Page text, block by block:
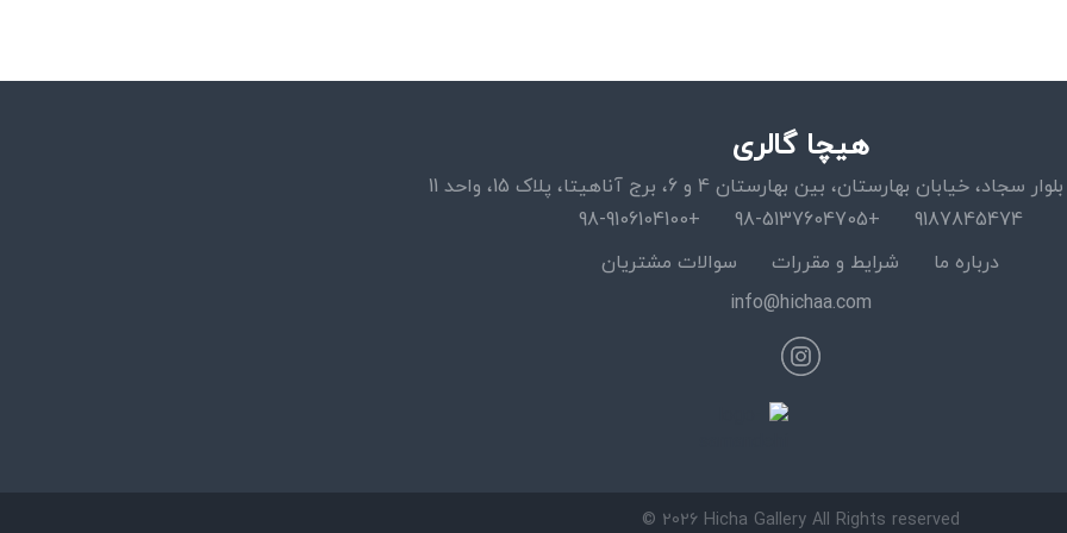
هیچا گالری
خیابان بهارستان، بین بهارستان 4 و 6، برج آناهیتا، پلاک 15، واحد 11
9187845474
+98-5137604705
+98-9106104100
درباره ما
شرایط و مقررات
سوالات مشتریان
info@hichaa.com
© 2026 Hicha Gallery All Rights reserved